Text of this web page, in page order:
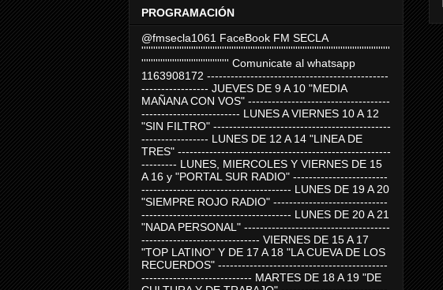
PROGRAMACIÓN
@fmsecla1061 FaceBook FM SECLA
'''''''''''''''''''''''''''''''''''''''''''''''''''''''''''''''''''''''''''''''''''''''''''''''''''''''''
''''''''''''''''''''''''''''''''''''' Comunicate al whatsapp
1163908172 ----------------------------------------------
----------------- JUEVES DE 9 A 10 "MEDIA
MAÑANA CON VOS" ------------------------------------
------------------------- LUNES A VIERNES 10 A 12
"SIN FILTRO" ---------------------------------------------
----------------- LUNES DE 12 A 14 "LINEA DE
TRES" ------------------------------------------------------
--------- LUNES, MIERCOLES Y VIERNES DE 15
A 16 y "PORTAL SUR RADIO" ------------------------
-------------------------------------- LUNES DE 19 A 20
"SIEMPRE ROJO RADIO" -----------------------------
-------------------------------------- LUNES DE 20 A 21
"NADA PERSONAL" -------------------------------------
------------------------------ VIERNES DE 15 A 17
"TOP LATINO" Y DE 17 A 18 "LA CUEVA DE LOS
RECUERDOS" -------------------------------------------
---------------------------- MARTES DE 18 A 19 "DE